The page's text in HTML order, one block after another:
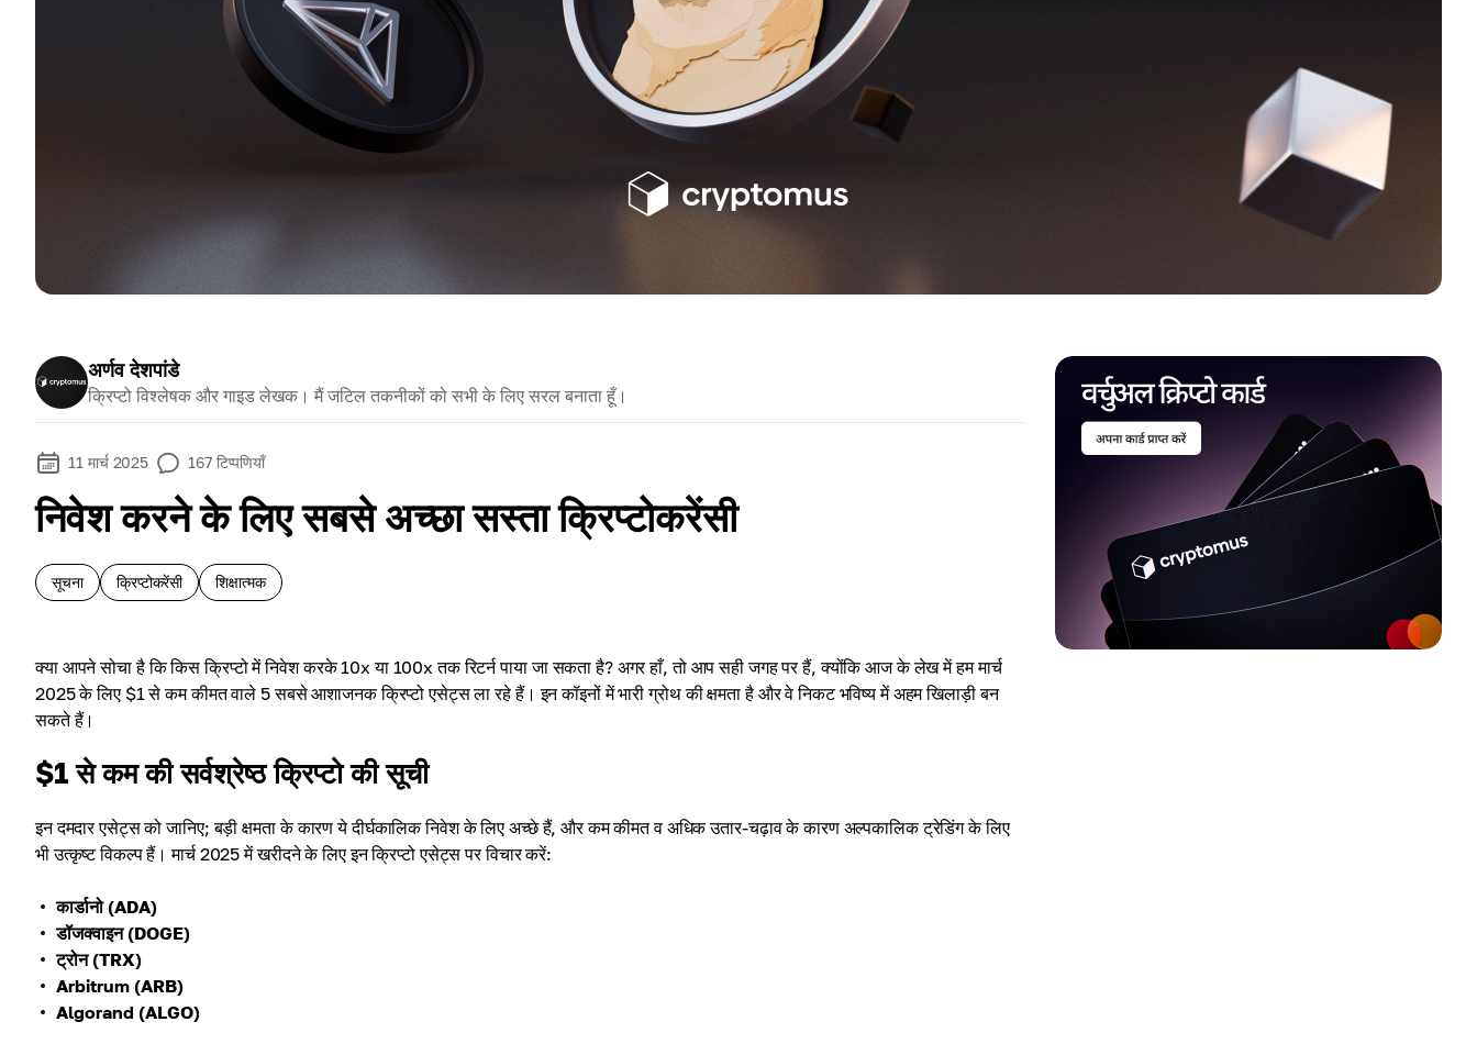
अर्णव देशपांडे
क्रिप्टो विश्लेषक और गाइड लेखक। मैं जटिल तकनीकों को सभी के लिए सरल बनाता हूँ।
11 मार्च 2025 167 टिप्पणियाँ
निवेश करने के लिए सबसे अच्छा सस्ता क्रिप्टोकरेंसी
सूचना क्रिप्टोकरेंसी शिक्षात्मक
क्या आपने सोचा है कि किस क्रिप्टो में निवेश करके 10x या 100x तक रिटर्न पाया जा सकता है? अगर हाँ, तो आप सही जगह पर हैं, क्योंकि आज के लेख में हम मार्च
2025 के लिए $1 से कम कीमत वाले 5 सबसे आशाजनक क्रिप्टो एसेट्स ला रहे हैं। इन कॉइनों में भारी ग्रोथ की क्षमता है और वे निकट भविष्य में अहम खिलाड़ी बन
सकते हैं।
$1 से कम की सर्वश्रेष्ठ क्रिप्टो की सूची
इन दमदार एसेट्स को जानिए; बड़ी क्षमता के कारण ये दीर्घकालिक निवेश के लिए अच्छे हैं, और कम कीमत व अधिक उतार-चढ़ाव के कारण अल्पकालिक ट्रेडिंग के लिए
भी उत्कृष्ट विकल्प हैं। मार्च 2025 में खरीदने के लिए इन क्रिप्टो एसेट्स पर विचार करें:
कार्डानो (ADA)
डॉजक्वाइन (DOGE)
ट्रोन (TRX)
Arbitrum (ARB)
Algorand (ALGO)